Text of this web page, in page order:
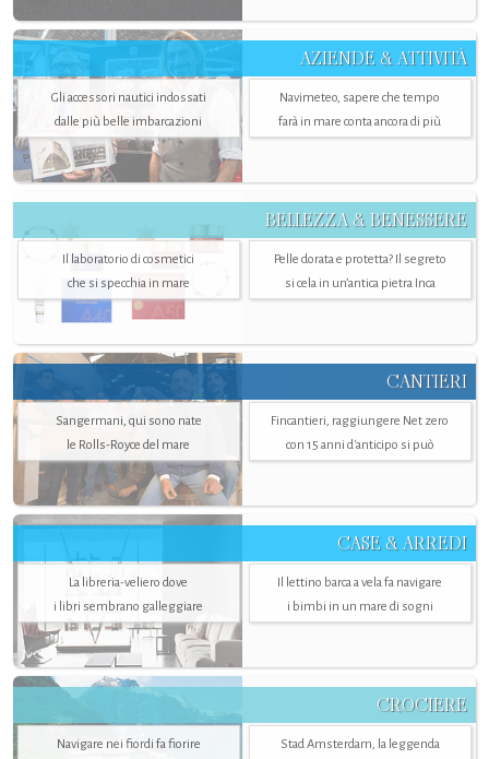
AZIENDE & ATTIVITÀ
Gli accessori nautici indossati
dalle più belle imbarcazioni
Navimeteo, sapere che tempo
farà in mare conta ancora di più
BELLEZZA & BENESSERE
Il laboratorio di cosmetici
che si specchia in mare
Pelle dorata e protetta? Il segreto
si cela in un’antica pietra Inca
CANTIERI
Sangermani, qui sono nate
le Rolls-Royce del mare
Fincantieri, raggiungere Net zero
con 15 anni d'anticipo si può
CASE & ARREDI
La libreria-veliero dove
i libri sembrano galleggiare
Il lettino barca a vela fa navigare
i bimbi in un mare di sogni
CROCIERE
Navigare nei fiordi fa fiorire
Stad Amsterdam, la leggenda